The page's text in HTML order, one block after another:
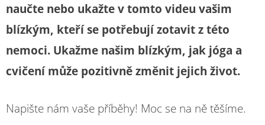
naučte nebo ukažte v tomto videu vašim
blízkým, kteří se potřebují zotavit z této
nemoci. Ukažme našim blízkým, jak jóga a
cvičení může pozitivně změnit jejich život.
Napište nám vaše příběhy! Moc se na ně těšíme.